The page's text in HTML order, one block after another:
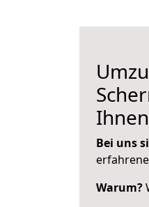
Bei uns
Warum?